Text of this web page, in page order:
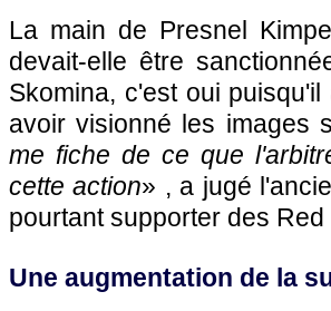
La main de Presnel
devait-elle être
Skomina, c'est oui
avoir visionné les images
me fiche de ce que
cette action» , a jugé
pourtant supporter des Red
Une augmentation de la